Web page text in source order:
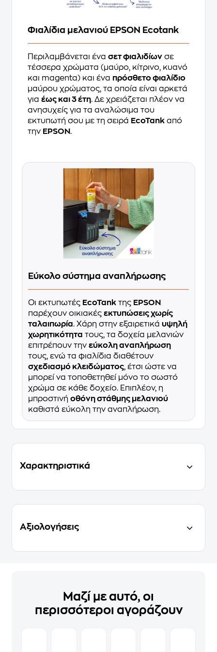
Φιαλίδια μελανιού EPSON Ecotank
Περιλαμβάνεται ένα σετ φιαλιδίων σε
τέσσερα χρώματα (μαύρο, κίτρινο, κυανό
και magenta) και ένα πρόσθετο φιαλίδιο
μαύρου χρώματος, τα οποία είναι αρκετά
για έως και 3 έτη. Δε χρειάζεται πλέον να
ανησυχείς για τα αναλώσιμα του
εκτυπωτή σου με τη σειρά EcoTank από
την EPSON.
Εύκολο σύστημα αναπλήρωσης
Οι εκτυπωτές EcoTank της EPSON
παρέχουν οικιακές εκτυπώσεις χωρίς
ταλαιπωρία. Χάρη στην εξαιρετικά υψηλή
χωρητικότητα τους, τα δοχεία μελανιών
επιτρέπουν την εύκολη αναπλήρωση
τους, ενώ τα φιαλίδια διαθέτουν
σχεδιασμό κλειδώματος, έτσι ώστε να
μπορεί να τοποθετηθεί μόνο το σωστό
χρώμα σε κάθε δοχείο. Επιπλέον, η
μπροστινή οθόνη στάθμης μελανιού
καθιστά εύκολη την αναπλήρωση.
Χαρακτηριστικά
Αξιολογήσεις
Μαζί με αυτό, οι
περισσότεροι αγοράζουν